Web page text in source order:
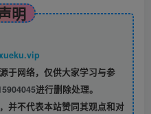
明
于网络，仅供大家学习与参
进行删除处理。
并不代表本站赞同其观点和对